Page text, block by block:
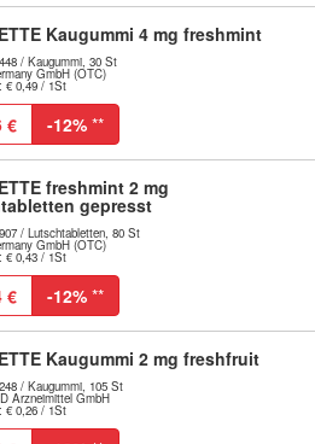
Kaugummi 4 mg freshmint
/ Kaugummi, 30 St
GmbH (OTC)
€ 0,49 / 1St
€ -12% **
freshmint 2 mg
gepresst
/ Lutschtabletten, 80 St
GmbH (OTC)
€ 0,43 / 1St
€ -12% **
Kaugummi 2 mg freshfruit
/ Kaugummi, 105 St
Arzneimittel GmbH
€ 0,26 / 1St